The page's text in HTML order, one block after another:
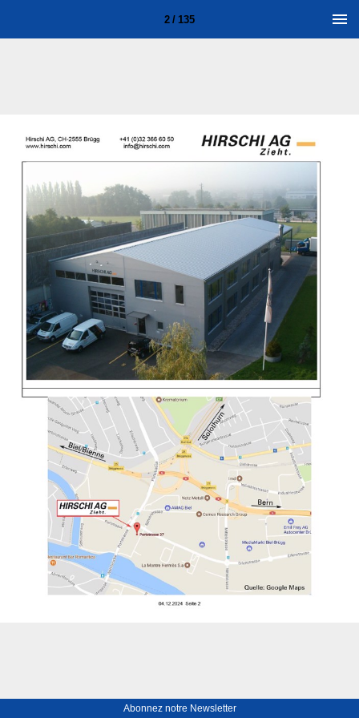
2 / 135
Abonnez notre Newsletter